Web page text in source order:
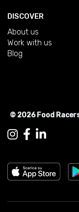
DISCOVER
About us
Work with us
Blog
© 2026 Food